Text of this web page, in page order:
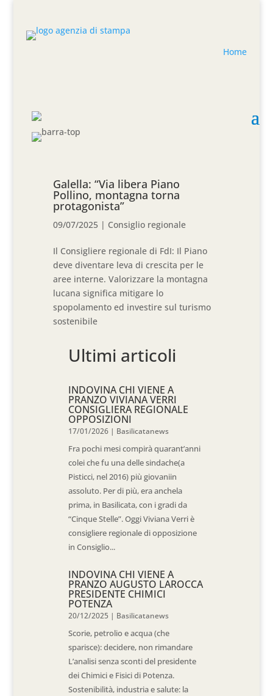
Home
Galella: “Via libera Piano
Pollino, montagna torna
protagonista”
09/07/2025 | Consiglio regionale
Il Consigliere regionale di FdI: Il Piano
deve diventare leva di crescita per le
aree interne. Valorizzare la montagna
lucana significa mitigare lo
spopolamento ed investire sul turismo
sostenibile
Ultimi articoli
INDOVINA CHI VIENE A
PRANZO VIVIANA VERRI
CONSIGLIERA REGIONALE
OPPOSIZIONI
17/01/2026 | Basilicatanews
Fra pochi mesi compirà quarant’anni
colei che fu una delle sindache(a
Pisticci, nel 2016) più giovaniin
assoluto. Per di più, era anchela
prima, in Basilicata, con i gradi da
“Cinque Stelle”. Oggi Viviana Verri è
consigliere regionale di opposizione
in Consiglio...
INDOVINA CHI VIENE A
PRANZO AUGUSTO LAROCCA
PRESIDENTE CHIMICI
POTENZA
20/12/2025 | Basilicatanews
Scorie, petrolio e acqua (che
sparisce): decidere, non rimandare
L’analisi senza sconti del presidente
dei Chimici e Fisici di Potenza.
Sostenibilità, industria e salute: la